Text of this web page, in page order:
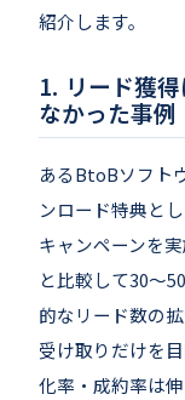
紹介します。
リード獲
なかった事例
あるBtoBソフト
ンロード特典と
キャンペーンを
と比較して30〜
的なリード数の
受け取りだけを
化率・成約率は